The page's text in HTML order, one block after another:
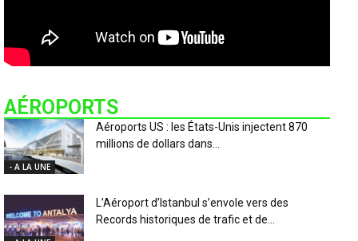
AÉROPORTS
- A LA UNE
Aéroports US : les États-Unis injectent 870
millions de dollars dans...
L’Aéroport d’Istanbul s’envole vers des
Records historiques de trafic et de...